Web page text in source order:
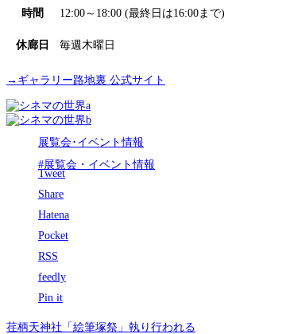
時間 12:00～18:00 (最終日は16:00まで)
休廊日 毎週木曜日
→ギャラリー路地裏 公式サイト
展覧会･イベント情報
#展覧会・イベント情報
Tweet
Share
Hatena
Pocket
RSS
feedly
Pin it
荏柄天神社「絵筆塚祭」執り行われる